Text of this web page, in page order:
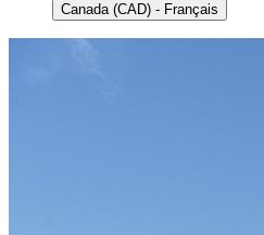
Canada (CAD) - Français